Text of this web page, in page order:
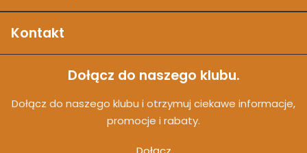
Kontakt
Dołącz do naszego klubu.
Dołącz do naszego klubu i otrzymuj ciekawe informacje,
promocje i rabaty.